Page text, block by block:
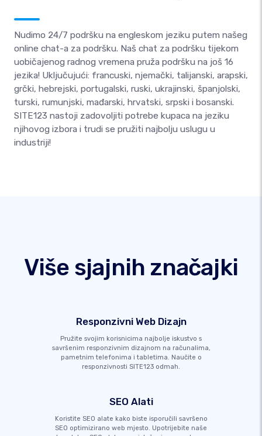
Nudimo 24/7 podršku na engleskom jeziku putem našeg
online chat-a za podršku. Naš chat za podršku tijekom
uobičajenog radnog vremena pruža podršku na još 16
jezika! Uključujući: francuski, njemački, talijanski, arapski,
grčki, hebrejski, portugalski, ruski, ukrajinski, španjolski,
turski, rumunjski, mađarski, hrvatski, srpski i bosanski.
SITE123 nastoji zadovoljiti potrebe kupaca na jeziku
njihovog izbora i trudi se pružiti najbolju uslugu u
industriji!
Više sjajnih značajki
Responzivni Web Dizajn
Pružite svojim korisnicima najbolje iskustvo s
savršenim responzivnim dizajnom na računalima,
pametnim telefonima i tabletima. Naučite o
responzivnosti SITE123 odmah.
SEO Alati
Koristite SEO alate kako biste isporučili savršeno
SEO optimizirano web mjesto. Upotrijebite naše